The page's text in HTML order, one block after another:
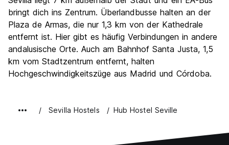
bringt dich ins Zentrum. Überlandbusse halten an der
Plaza de Armas, die nur 1,3 km von der Kathedrale
entfernt ist. Hier gibt es häufig Verbindungen in andere
andalusische Orte. Auch am Bahnhof Santa Justa, 1,5
km vom Stadtzentrum entfernt, halten
Hochgeschwindigkeitszüge aus Madrid und Córdoba.
Sevilla Hostels Hub Hostel Seville